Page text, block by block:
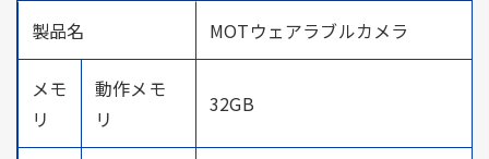
製品名 MOTウェアラブルカメラ
メモ
リ
動作メモ
リ
32GB